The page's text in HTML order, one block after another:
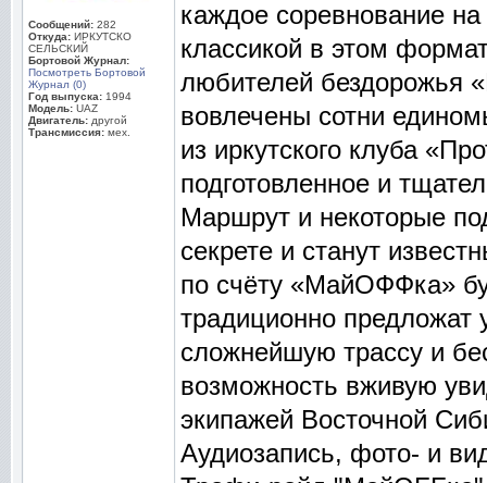
Сообщений: 282
Откуда: ИРКУТСКО
СЕЛЬСКИЙ
Бортовой Журнал:
Посмотреть Бортовой
Журнал (0)
Год выпуска: 1994
Модель: UAZ
Двигатель: другой
Трансмиссия: мех.
каждое соревнование
классикой в этом
любителей бездорожья
вовлечены сотни
из иркутского клуба
подготовленное и
Маршрут и некоторые
секрете и станут
по счёту «МайОФФка»
традиционно предложат
сложнейшую трассу и
возможность вживую
экипажей Восточной
Аудиозапись, фото- и